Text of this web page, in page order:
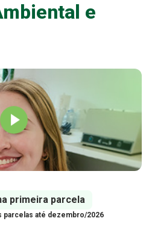
e
primeira parcela
parcelas até dezembro/2026